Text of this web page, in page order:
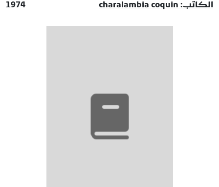
الكاتب: charalambia coquin
1974